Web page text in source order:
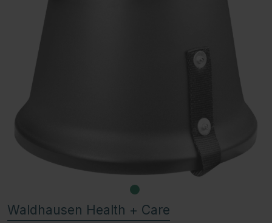
Waldhausen Health + Care